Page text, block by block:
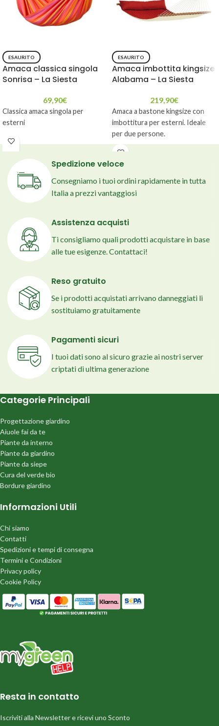
ESAURITO
Amaca classica singola
Sonrisa – La Siesta
69,90€
Classica amaca singola per
esterni
ESAURITO
Amaca imbottita kingsize
Alabama – La Siesta
219,90€
Amaca a bastone kingsize con
imbottitura per esterni. Ideale
per due persone.
Spedizione veloce
Consegniamo i tuoi ordini rapidamente in tutta
Italia a prezzi vantaggiosi
Assistenza acquisti
Ti consigliamo quali prodotti acquistare in base
alle tue esigenze. Contattaci!
Reso gratuito
Se i prodotti acquistati arrivano danneggiati li
sostituiamo gratuitamente
Pagamenti sicuri
I tuoi dati sono al sicuro grazie ai nostri server
criptati di ultima generazione
Categorie Principali
Progettazione giardino
Aiuole fai da te
Piante da interno
Piante da giardino
Piante da siepe
Cura del verde bio
Bordure giardino
Informazioni Utili
Chi siamo
Contatti
Spedizioni e tempi di consegna
Termini e Condizioni
Privacy policy
Cookie Policy
Resta in contatto
Iscriviti alla Newsletter e ricevi uno Sconto